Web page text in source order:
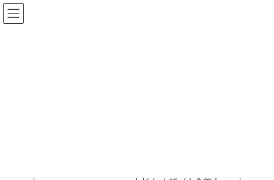
コ
ン
ナ
ビ